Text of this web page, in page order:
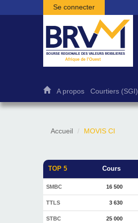
Aller au contenu principal
Se connecter
A propos Courtiers (SGI)
Accueil MOVIS CI
TOP 5 Cours
SMBC 16 500
TTLS 3 630
STBC 25 000